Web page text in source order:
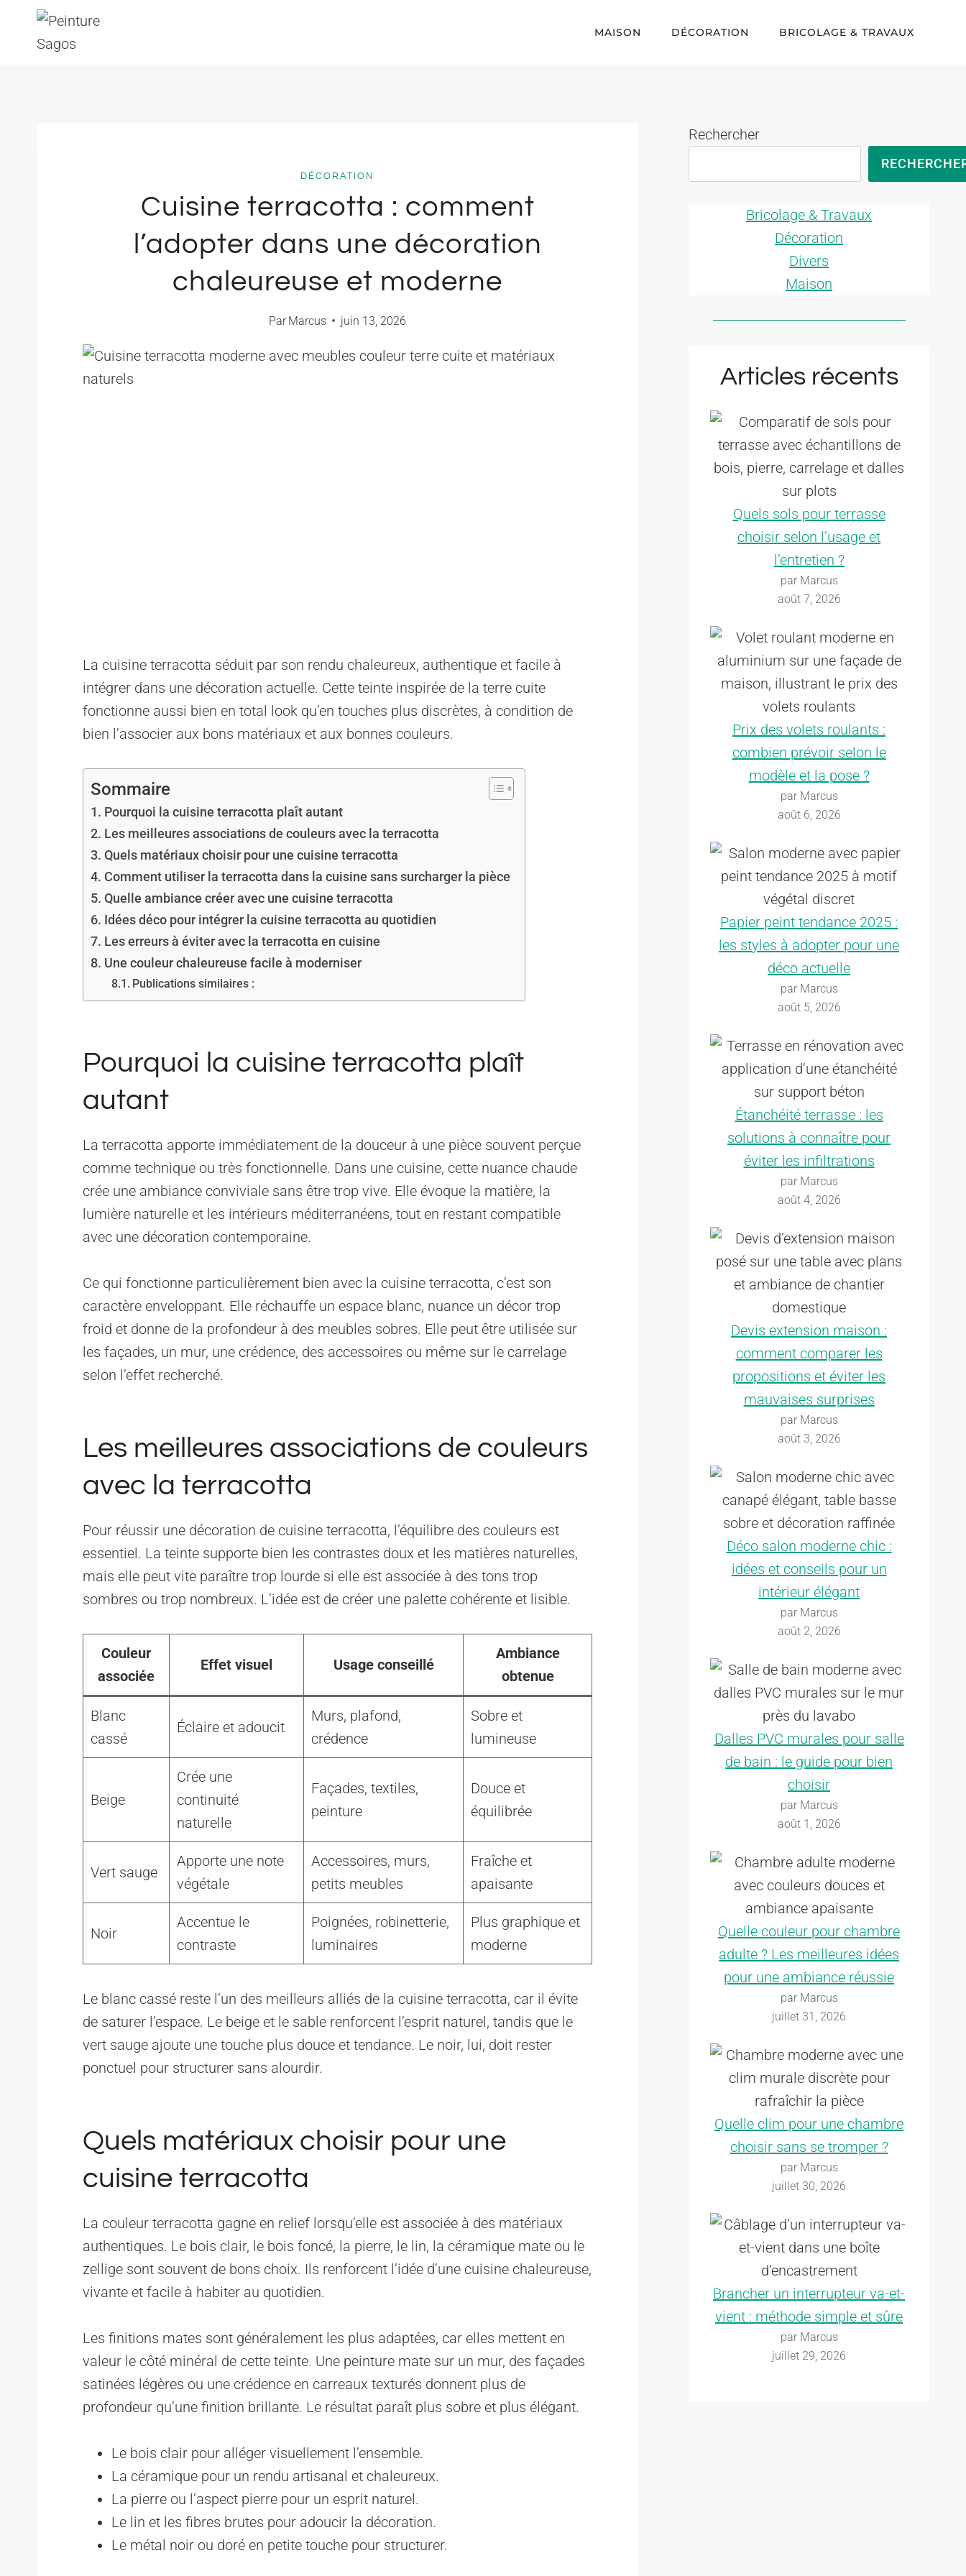
MAISON DÉCORATION BRICOLAGE & TRAVAUX
DÉCORATION
Cuisine terracotta : comment
l’adopter dans une décoration
chaleureuse et moderne
Par Marcus juin 13, 2026
La cuisine terracotta séduit par son rendu chaleureux, authentique et facile à
intégrer dans une décoration actuelle. Cette teinte inspirée de la terre cuite
fonctionne aussi bien en total look qu’en touches plus discrètes, à condition de
bien l’associer aux bons matériaux et aux bonnes couleurs.
Sommaire
Pourquoi la cuisine terracotta plaît autant
Les meilleures associations de couleurs avec la terracotta
Quels matériaux choisir pour une cuisine terracotta
Comment utiliser la terracotta dans la cuisine sans surcharger la pièce
Quelle ambiance créer avec une cuisine terracotta
Idées déco pour intégrer la cuisine terracotta au quotidien
Les erreurs à éviter avec la terracotta en cuisine
Une couleur chaleureuse facile à moderniser
Publications similaires :
Pourquoi la cuisine terracotta plaît
autant
La terracotta apporte immédiatement de la douceur à une pièce souvent perçue
comme technique ou très fonctionnelle. Dans une cuisine, cette nuance chaude
crée une ambiance conviviale sans être trop vive. Elle évoque la matière, la
lumière naturelle et les intérieurs méditerranéens, tout en restant compatible
avec une décoration contemporaine.
Ce qui fonctionne particulièrement bien avec la cuisine terracotta, c’est son
caractère enveloppant. Elle réchauffe un espace blanc, nuance un décor trop
froid et donne de la profondeur à des meubles sobres. Elle peut être utilisée sur
les façades, un mur, une crédence, des accessoires ou même sur le carrelage
selon l’effet recherché.
Les meilleures associations de couleurs
avec la terracotta
Pour réussir une décoration de cuisine terracotta, l’équilibre des couleurs est
essentiel. La teinte supporte bien les contrastes doux et les matières naturelles,
mais elle peut vite paraître trop lourde si elle est associée à des tons trop
sombres ou trop nombreux. L’idée est de créer une palette cohérente et lisible.
Couleur
associée
Effet visuel Usage conseillé
Ambiance
obtenue
Blanc
cassé
Éclaire et adoucit
Murs, plafond,
crédence
Sobre et
lumineuse
Beige
Crée une
continuité
naturelle
Façades, textiles,
peinture
Douce et
équilibrée
Vert sauge
Apporte une note
végétale
Accessoires, murs,
petits meubles
Fraîche et
apaisante
Noir
Accentue le
contraste
Poignées, robinetterie,
luminaires
Plus graphique et
moderne
Le blanc cassé reste l’un des meilleurs alliés de la cuisine terracotta, car il évite
de saturer l’espace. Le beige et le sable renforcent l’esprit naturel, tandis que le
vert sauge ajoute une touche plus douce et tendance. Le noir, lui, doit rester
ponctuel pour structurer sans alourdir.
Quels matériaux choisir pour une
cuisine terracotta
La couleur terracotta gagne en relief lorsqu’elle est associée à des matériaux
authentiques. Le bois clair, le bois foncé, la pierre, le lin, la céramique mate ou le
zellige sont souvent de bons choix. Ils renforcent l’idée d’une cuisine chaleureuse,
vivante et facile à habiter au quotidien.
Les finitions mates sont généralement les plus adaptées, car elles mettent en
valeur le côté minéral de cette teinte. Une peinture mate sur un mur, des façades
satinées légères ou une crédence en carreaux texturés donnent plus de
profondeur qu’une finition brillante. Le résultat paraît plus sobre et plus élégant.
Le bois clair pour alléger visuellement l’ensemble.
La céramique pour un rendu artisanal et chaleureux.
La pierre ou l’aspect pierre pour un esprit naturel.
Le lin et les fibres brutes pour adoucir la décoration.
Le métal noir ou doré en petite touche pour structurer.
Rechercher
Bricolage & Travaux
Décoration
Divers
Maison
Articles récents
Quels sols pour terrasse
choisir selon l’usage et
l’entretien ?
par Marcus
août 7, 2026
Prix des volets roulants :
combien prévoir selon le
modèle et la pose ?
par Marcus
août 6, 2026
Papier peint tendance 2025 :
les styles à adopter pour une
déco actuelle
par Marcus
août 5, 2026
Étanchéité terrasse : les
solutions à connaître pour
éviter les infiltrations
par Marcus
août 4, 2026
Devis extension maison :
comment comparer les
propositions et éviter les
mauvaises surprises
par Marcus
août 3, 2026
Déco salon moderne chic :
idées et conseils pour un
intérieur élégant
par Marcus
août 2, 2026
Dalles PVC murales pour salle
de bain : le guide pour bien
choisir
par Marcus
août 1, 2026
Quelle couleur pour chambre
adulte ? Les meilleures idées
pour une ambiance réussie
par Marcus
juillet 31, 2026
Quelle clim pour une chambre
choisir sans se tromper ?
par Marcus
juillet 30, 2026
Brancher un interrupteur va-et-
vient : méthode simple et sûre
par Marcus
juillet 29, 2026